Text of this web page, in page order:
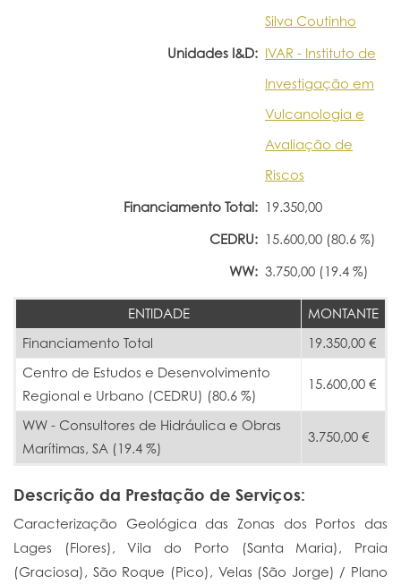
Silva Coutinho
Unidades I&D: IVAR - Instituto de
Investigação em
Vulcanologia e
Avaliação de
Riscos
Financiamento Total: 19.350,00
CEDRU: 15.600,00 (80.6 %)
WW: 3.750,00 (19.4 %)
ENTIDADE
MONTANTE
Financiamento Total
19.350,00 €
Centro de Estudos e Desenvolvimento
Regional e Urbano (CEDRU) (80.6 %)
15.600,00 €
WW - Consultores de Hidráulica e Obras
Marítimas, SA (19.4 %)
3.750,00 €
Descrição da Prestação de Serviços:
Caracterização Geológica das Zonas dos Portos das
Lages (Flores), Vila do Porto (Santa Maria), Praia
(Graciosa), São Roque (Pico), Velas (São Jorge) / Plano